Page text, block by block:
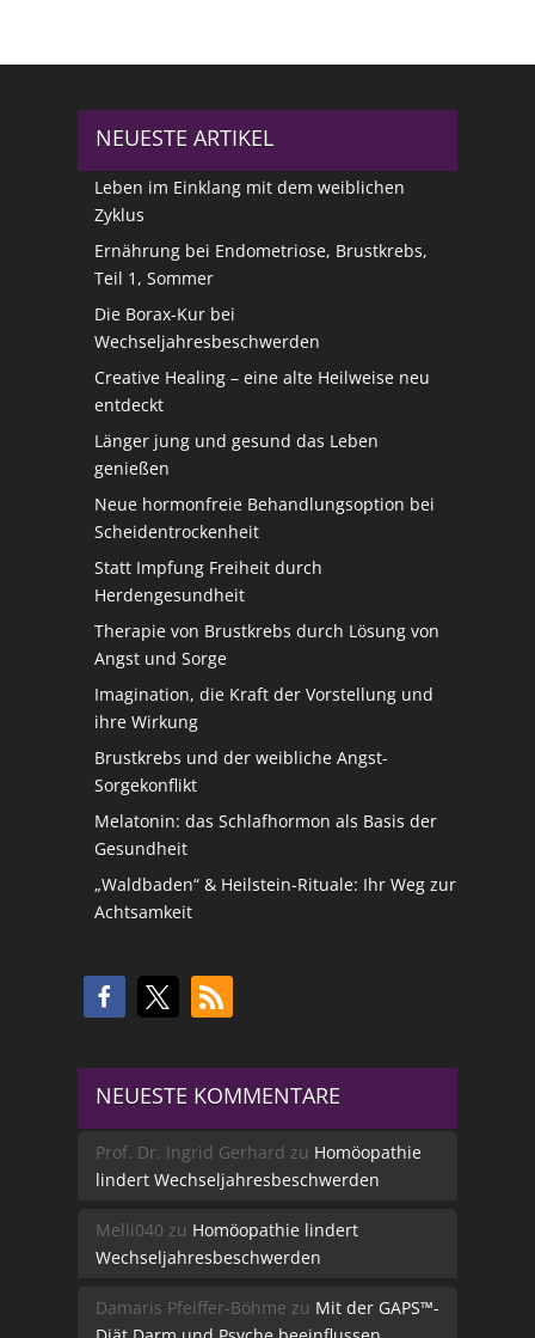
NEUESTE ARTIKEL
Leben im Einklang mit dem weiblichen
Zyklus
Ernährung bei Endometriose, Brustkrebs,
Teil 1, Sommer
Die Borax-Kur bei
Wechseljahresbeschwerden
Creative Healing – eine alte Heilweise neu
entdeckt
Länger jung und gesund das Leben
genießen
Neue hormonfreie Behandlungsoption bei
Scheidentrockenheit
Statt Impfung Freiheit durch
Herdengesundheit
Therapie von Brustkrebs durch Lösung von
Angst und Sorge
Imagination, die Kraft der Vorstellung und
ihre Wirkung
Brustkrebs und der weibliche Angst-
Sorgekonflikt
Melatonin: das Schlafhormon als Basis der
Gesundheit
„Waldbaden“ & Heilstein-Rituale: Ihr Weg zur
Achtsamkeit
NEUESTE KOMMENTARE
Prof. Dr. Ingrid Gerhard zu Homöopathie
lindert Wechseljahresbeschwerden
Melli040 zu Homöopathie lindert
Wechseljahresbeschwerden
Damaris Pfeiffer-Böhme zu Mit der GAPS™-